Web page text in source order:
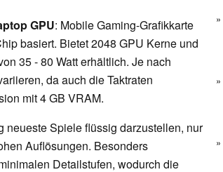
GPU: Mobile Gaming-Grafikkarte
basiert. Bietet 2048 GPU Kerne und
35 - 80 Watt erhältlich. Je nach
da auch die Taktraten
mit 4 GB VRAM.
neueste Spiele flüssig darzustellen, nur
Auflösungen. Besonders
Detailstufen, wodurch die